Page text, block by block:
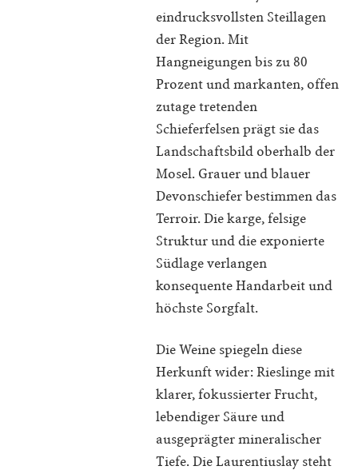
eindrucksvollsten Steillagen
der Region. Mit
Hangneigungen bis zu 80
Prozent und markanten, offen
zutage tretenden
Schieferfelsen prägt sie das
Landschaftsbild oberhalb der
Mosel. Grauer und blauer
Devonschiefer bestimmen das
Terroir. Die karge, felsige
Struktur und die exponierte
Südlage verlangen
konsequente Handarbeit und
höchste Sorgfalt.
Die Weine spiegeln diese
Herkunft wider: Rieslinge mit
klarer, fokussierter Frucht,
lebendiger Säure und
ausgeprägter mineralischer
Tiefe. Die Laurentiuslay steht